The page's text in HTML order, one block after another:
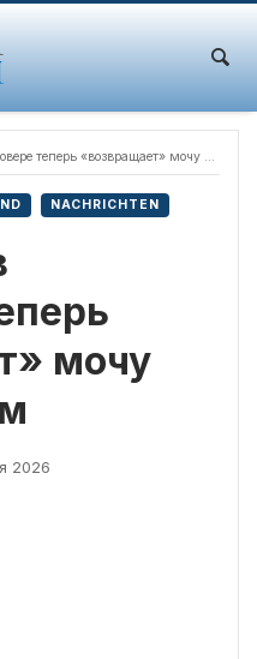
теперь «возвращает» мочу нарушителям
NACHRICHTEN
мочу
2026